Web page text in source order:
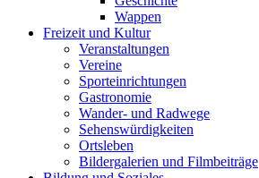
Wappen
Freizeit und Kultur
Veranstaltungen
Vereine
Sporteinrichtungen
Gastronomie
Wander- und Radwege
Sehenswürdigkeiten
Ortsleben
Bildergalerien und Filmbeiträge